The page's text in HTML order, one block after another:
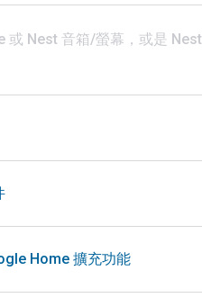
或 Nest 音箱/螢幕，或是 Nest
Home 擴充功能